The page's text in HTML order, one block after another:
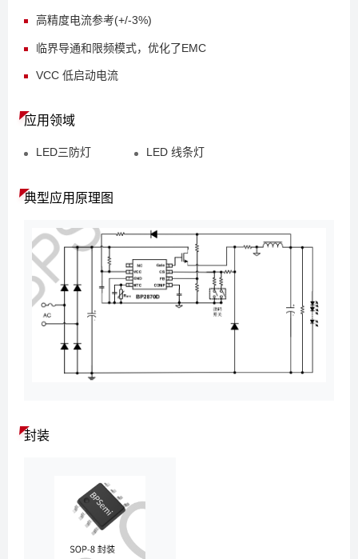
高精度电流参考(+/-3%)
临界导通和限频模式，优化了EMC
VCC 低启动电流
应用领域
LED三防灯 LED 线条灯
典型应用原理图
封装